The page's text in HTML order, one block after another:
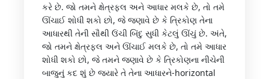
કરે છે. જો તમને ક્ષેત્રફલ અને આધાર મલકે છે, તો તમે
ઊંચાઈ શોધી શકો છો, જે જણાવે છે કે ત્રિકોણ તેના
આધારથી તેની સૌથી ઉંચી બિંદુ સુધી કેટલું ઊંચું છે. અંતે,
જો તમને ક્ષેત્રફલ અને ઊંચાઈ મલકે છે, તો તમે આધાર
શોધી શકો છો, જે તમને જણાવે છે કે ત્રિકોણના નીચેની
બાજુનું કદ શું છે જ્યારે તે તેના આધારને-horizontal